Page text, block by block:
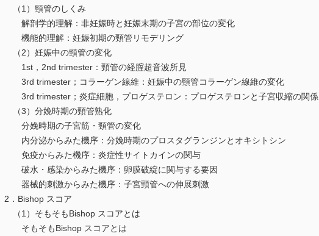
（1）頸管のしくみ
解剖学的理解：非妊娠時と妊娠末期の子宮の部位の変化
機能的理解：妊娠初期の頸管リモデリング
（2）妊娠中の頸管の変化
1st，2nd trimester：頸管の経腟超音波所見
3rd trimester；コラーゲン線維：妊娠中の頸管コラーゲン線維の変化
3rd trimester；炎症細胞，プロゲステロン：プロゲステロンと子宮収縮の関係
（3）分娩時期の頸管熟化
分娩時期の子宮筋・頸管の変化
内分泌からみた機序：分娩時期のプロスタグランジンとオキシトシン
免疫からみた機序：炎症性サイトカインの関与
破水・感染からみた機序：卵膜破綻に関与する要因
器械的刺激からみた機序：子宮頸管への伸展刺激
2．Bishop スコア
（1）そもそもBishop スコアとは
そもそもBishop スコアとは